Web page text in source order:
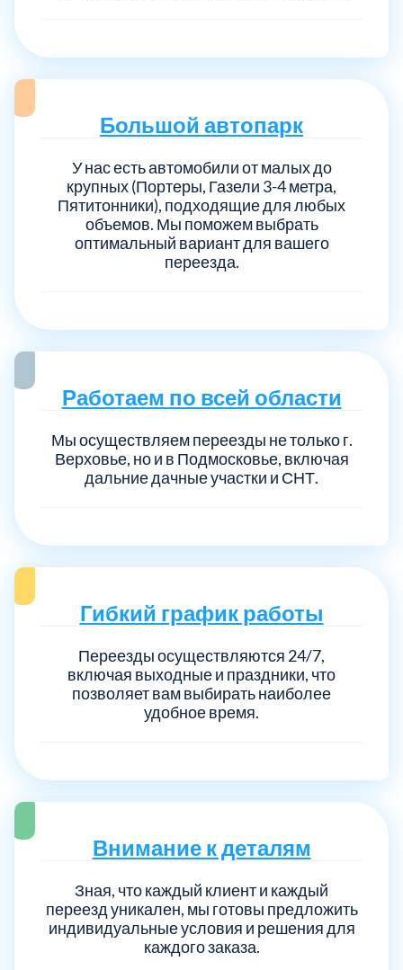
Большой автопарк
У нас есть автомобили от малых до
крупных (Портеры, Газели 3-4 метра,
Пятитонники), подходящие для любых
объемов. Мы поможем выбрать
оптимальный вариант для вашего
переезда.
Работаем по всей области
Мы осуществляем переезды не только г.
Верховье, но и в Подмосковье, включая
дальние дачные участки и СНТ.
Гибкий график работы
Переезды осуществляются 24/7,
включая выходные и праздники, что
позволяет вам выбирать наиболее
удобное время.
Внимание к деталям
Зная, что каждый клиент и каждый
переезд уникален, мы готовы предложить
индивидуальные условия и решения для
каждого заказа.